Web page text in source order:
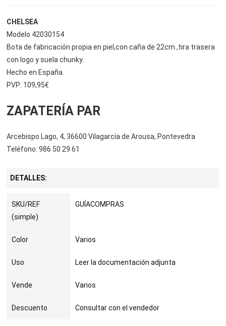
CHELSEA
Modelo 42030154
Bota de fabricación propia en piel,con caña de 22cm ,tira trasera
con logo y suela chunky.
Hecho en España.
PVP: 109,95€
ZAPATERÍA PAR
Arcebispo Lago, 4, 36600 Vilagarcía de Arousa, Pontevedra
Teléfono: 986 50 29 61
DETALLES:
SKU/REF
(simple)
GUÍACOMPRAS
Color Varios
Uso Leer la documentación adjunta
Vende Varios
Descuento Consultar con el vendedor